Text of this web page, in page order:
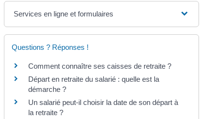
Services en ligne et formulaires
Questions ? Réponses !
Comment connaître ses caisses de retraite ?
Départ en retraite du salarié : quelle est la
démarche ?
Un salarié peut-il choisir la date de son départ à
la retraite ?